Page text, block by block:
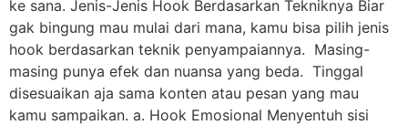
ke sana. Jenis-Jenis Hook Berdasarkan Tekniknya Biar
gak bingung mau mulai dari mana, kamu bisa pilih jenis
hook berdasarkan teknik penyampaiannya. Masing-
masing punya efek dan nuansa yang beda. Tinggal
disesuaikan aja sama konten atau pesan yang mau
kamu sampaikan. a. Hook Emosional Menyentuh sisi